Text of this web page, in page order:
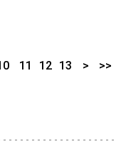
11 12 13 > >>